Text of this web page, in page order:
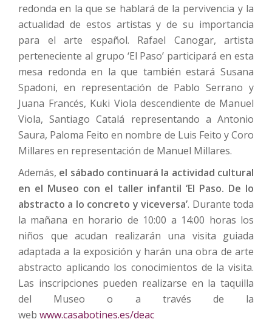
redonda en la que se hablará de la pervivencia y la
actualidad de estos artistas y de su importancia
para el arte español. Rafael Canogar, artista
perteneciente al grupo ‘El Paso’ participará en esta
mesa redonda en la que también estará Susana
Spadoni, en representación de Pablo Serrano y
Juana Francés, Kuki Viola descendiente de Manuel
Viola, Santiago Catalá representando a Antonio
Saura, Paloma Feito en nombre de Luis Feito y Coro
Millares en representación de Manuel Millares.
Además, el sábado continuará la actividad cultural
en el Museo con el taller infantil ‘El Paso. De lo
abstracto a lo concreto y viceversa’. Durante toda
la mañana en horario de 10:00 a 14:00 horas los
niños que acudan realizarán una visita guiada
adaptada a la exposición y harán una obra de arte
abstracto aplicando los conocimientos de la visita.
Las inscripciones pueden realizarse en la taquilla
del Museo o a través de la
web www.casabotines.es/deac